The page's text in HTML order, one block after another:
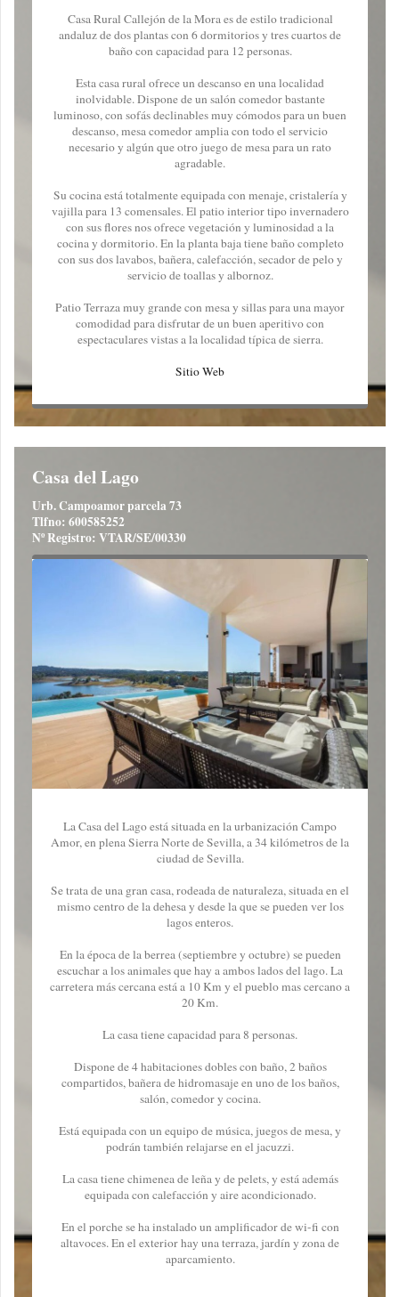
Casa Rural Callejón de la Mora es de estilo tradicional
andaluz de dos plantas con 6 dormitorios y tres cuartos de
baño con capacidad para 12 personas.
Esta casa rural ofrece un descanso en una localidad
inolvidable. Dispone de un salón comedor bastante
luminoso, con sofás declinables muy cómodos para un buen
descanso, mesa comedor amplia con todo el servicio
necesario y algún que otro juego de mesa para un rato
agradable.
Su cocina está totalmente equipada con menaje, cristalería y
vajilla para 13 comensales. El patio interior tipo invernadero
con sus flores nos ofrece vegetación y luminosidad a la
cocina y dormitorio. En la planta baja tiene baño completo
con sus dos lavabos, bañera, calefacción, secador de pelo y
servicio de toallas y albornoz.
Patio Terraza muy grande con mesa y sillas para una mayor
comodidad para disfrutar de un buen aperitivo con
espectaculares vistas a la localidad típica de sierra.
Sitio Web
Casa del Lago
Urb. Campoamor parcela 73
Tlfno: 600585252
Nº Registro: VTAR/SE/00330
La Casa del Lago está situada en la urbanización Campo
Amor, en plena Sierra Norte de Sevilla, a 34 kilómetros de la
ciudad de Sevilla.
Se trata de una gran casa, rodeada de naturaleza, situada en el
mismo centro de la dehesa y desde la que se pueden ver los
lagos enteros.
En la época de la berrea (septiembre y octubre) se pueden
escuchar a los animales que hay a ambos lados del lago. La
carretera más cercana está a 10 Km y el pueblo mas cercano a
20 Km.
La casa tiene capacidad para 8 personas.
Dispone de 4 habitaciones dobles con baño, 2 baños
compartidos, bañera de hidromasaje en uno de los baños,
salón, comedor y cocina.
Está equipada con un equipo de música, juegos de mesa, y
podrán también relajarse en el jacuzzi.
La casa tiene chimenea de leña y de pelets, y está además
equipada con calefacción y aire acondicionado.
En el porche se ha instalado un amplificador de wi-fi con
altavoces. En el exterior hay una terraza, jardín y zona de
aparcamiento.